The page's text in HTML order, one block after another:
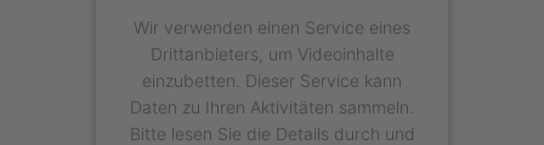
Wir verwenden einen Service eines
Drittanbieters, um Videoinhalte
einzubetten. Dieser Service kann
Daten zu Ihren Aktivitäten sammeln.
Bitte lesen Sie die Details durch und